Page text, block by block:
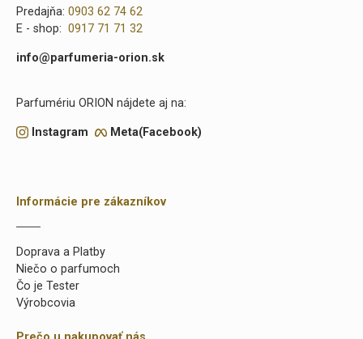
Predajňa: 0903 62 74 62
E - shop: 0917 71 71 32
info@parfumeria-orion.sk
Parfumériu ORION nájdete aj na:
Instagram Meta(Facebook)
Informácie pre zákazníkov
Doprava a Platby
Niečo o parfumoch
Čo je Tester
Výrobcovia